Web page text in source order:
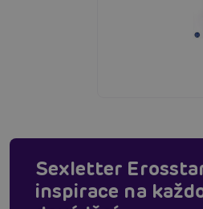
Sexletter
inspirace na